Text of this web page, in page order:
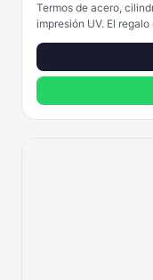
Termos de acero,
impresión UV. El